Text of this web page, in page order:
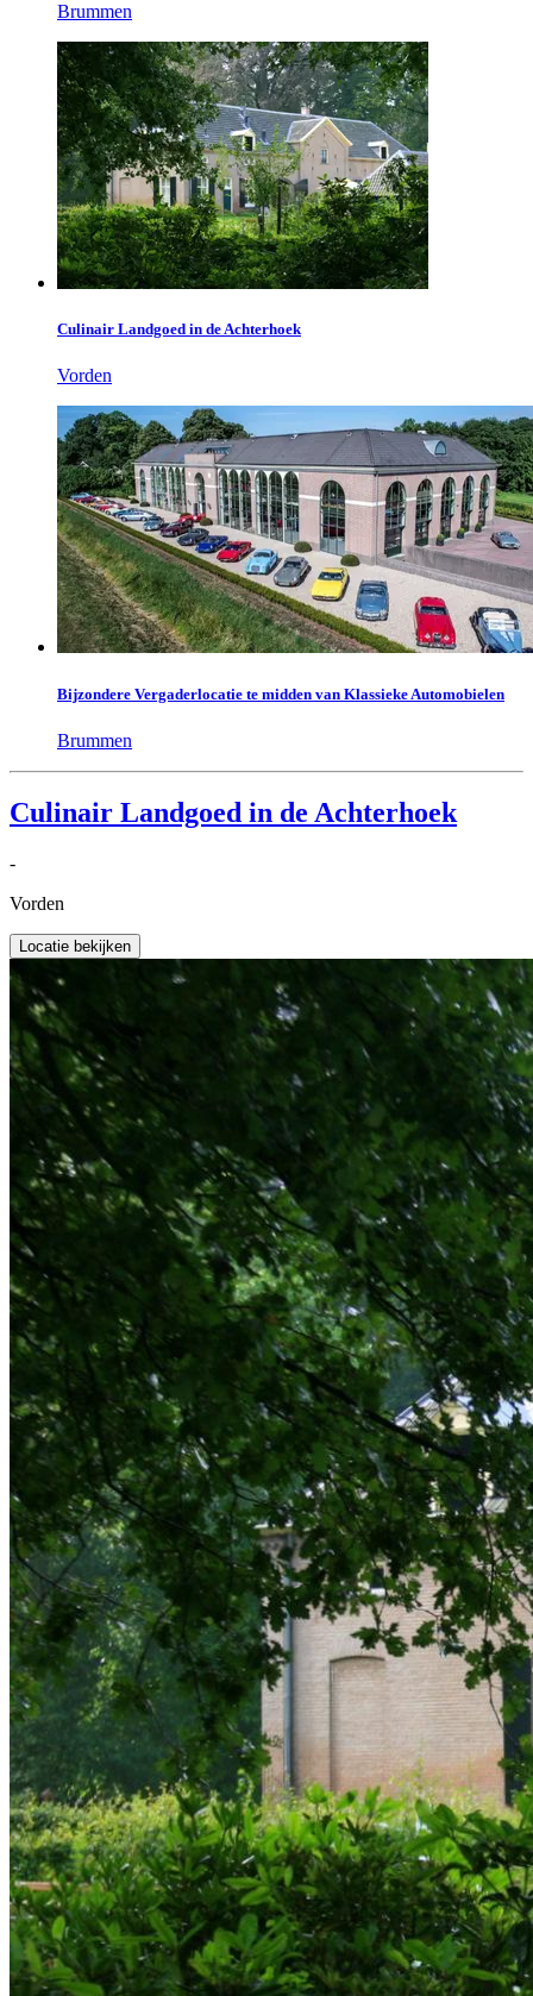
Brummen
Culinair Landgoed in de Achterhoek
Vorden
Bijzondere Vergaderlocatie te midden van Klassieke Automobielen
Brummen
Culinair Landgoed in de Achterhoek
-
Vorden
Locatie bekijken